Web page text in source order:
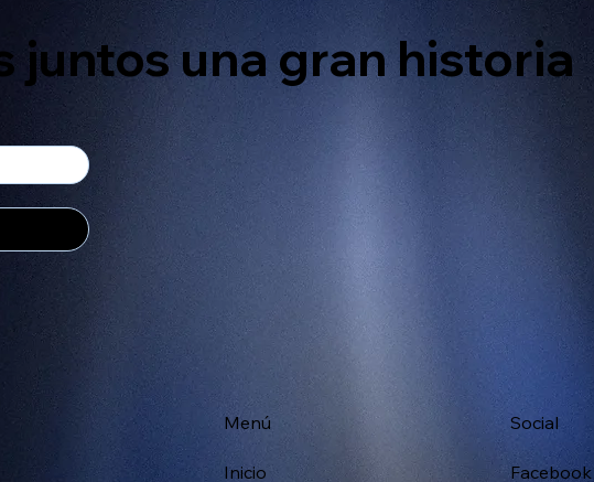
juntos una gran historia
Menú
Inicio
Social
Facebook